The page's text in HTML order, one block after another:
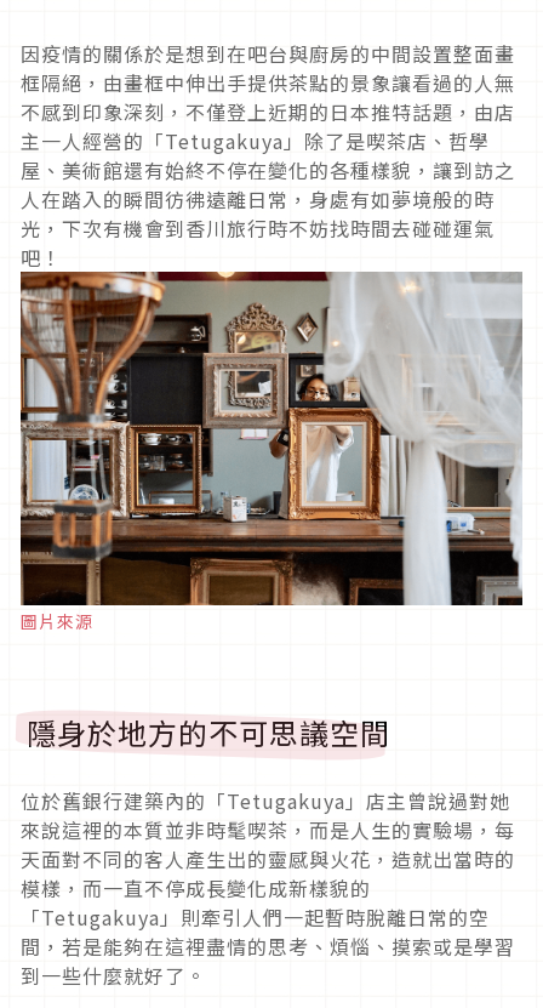
因疫情的關係於是想到在吧台與廚房的中間設置整面畫
框隔絕，由畫框中伸出手提供茶點的景象讓看過的人無
不感到印象深刻，不僅登上近期的日本推特話題，由店
主一人經營的「Tetugakuya」除了是喫茶店、哲學
屋、美術館還有始終不停在變化的各種樣貌，讓到訪之
人在踏入的瞬間彷彿遠離日常，身處有如夢境般的時
光，下次有機會到香川旅行時不妨找時間去碰碰運氣
吧！
圖片來源
隱身於地方的不可思議空間
位於舊銀行建築內的「Tetugakuya」店主曾說過對她
來說這裡的本質並非時髦喫茶，而是人生的實驗場，每
天面對不同的客人產生出的靈感與火花，造就出當時的
模樣，而一直不停成長變化成新樣貌的
「Tetugakuya」則牽引人們一起暫時脫離日常的空
間，若是能夠在這裡盡情的思考、煩惱、摸索或是學習
到一些什麼就好了。